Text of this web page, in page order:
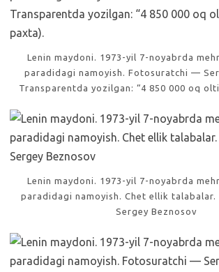
Lenin maydoni. 1973-yil 7-noyabrda
paradidagi namoyish. Fotosuratchi —
Transparentda yozilgan: “4 850 000 oq
Lenin maydoni. 1973-yil 7-noyabrda
paradidagi namoyish. Chet ellik
Sergey Beznosov